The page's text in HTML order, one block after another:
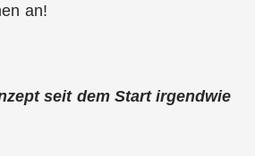
an!
seit dem Start irgendwie